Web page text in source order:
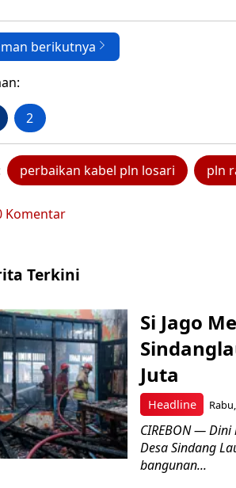
berikutnya
2
perbaikan kabel pln losari pln
Komentar
Terkini
Headline
Si Jago
Juta
CIREBON —
Desa Sindang
bangunan...